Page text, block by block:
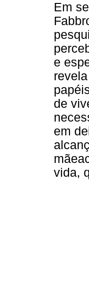
Em
e
de
em
vida,